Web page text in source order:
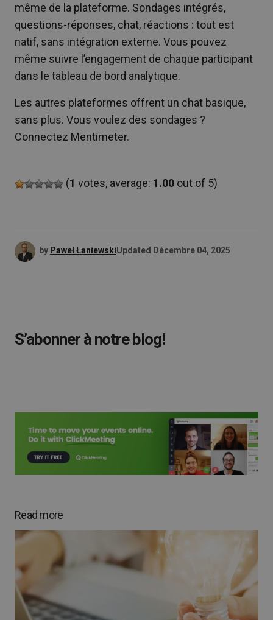
même de la plateforme. Sondages intégrés,
questions-réponses, chat, réactions : tout est
natif, sans intégration externe. Vous pouvez
même suivre l’engagement de chaque participant
dans le tableau de bord analytique.
Les autres plateformes offrent un chat basique,
sans plus. Vous voulez des sondages ?
Connectez Mentimeter.
(1 votes, average: 1.00 out of 5)
by Paweł ŁaniewskiUpdated Décembre 04, 2025
S’abonner à notre blog!
Read more